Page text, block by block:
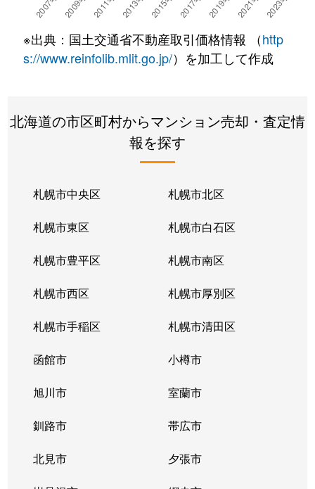
※出典：国土交通省不動産取引価格情報 （http
s://www.reinfolib.mlit.go.jp/）を加工して作成
北海道の市区町村からマンション売却・査定情
報を探す
札幌市中央区 札幌市北区
札幌市東区 札幌市白石区
札幌市豊平区 札幌市南区
札幌市西区 札幌市厚別区
札幌市手稲区 札幌市清田区
函館市 小樽市
旭川市 室蘭市
釧路市 帯広市
北見市 夕張市